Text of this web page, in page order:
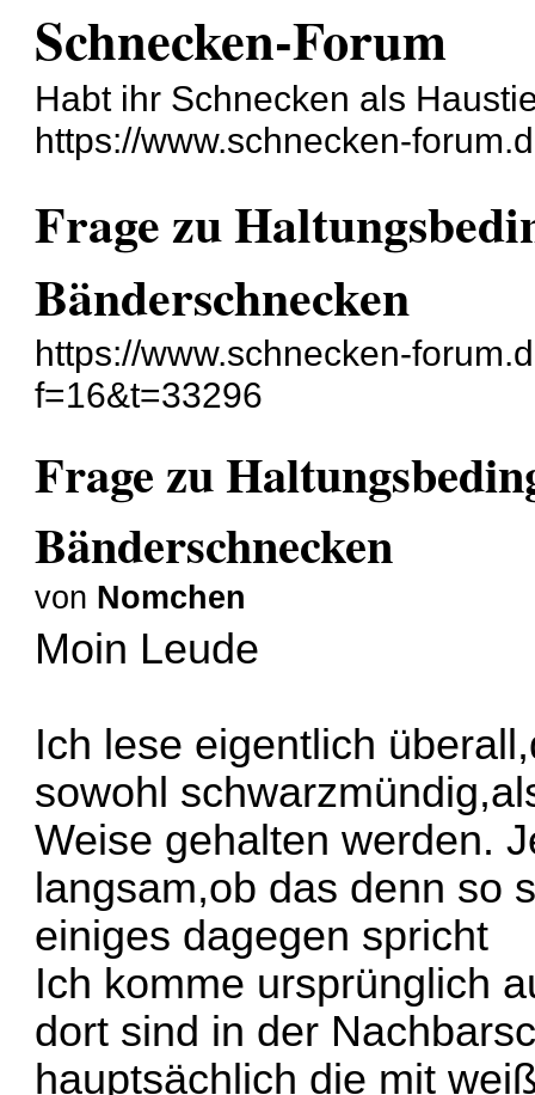
Schnecken-Forum
Habt ihr Schnecken als
https://www.schnecken-
Frage zu
Bänderschnecken
https://www.schnecken-
f=16&t=33296
Frage zu
Bänderschnecken
von Nomchen
Moin Leude
Ich lese eigentlich
sowohl
Weise gehalten werden.
langsam,ob das denn so
einiges dagegen spricht
Ich komme ursprünglich
dort sind in der
hauptsächlich die mit